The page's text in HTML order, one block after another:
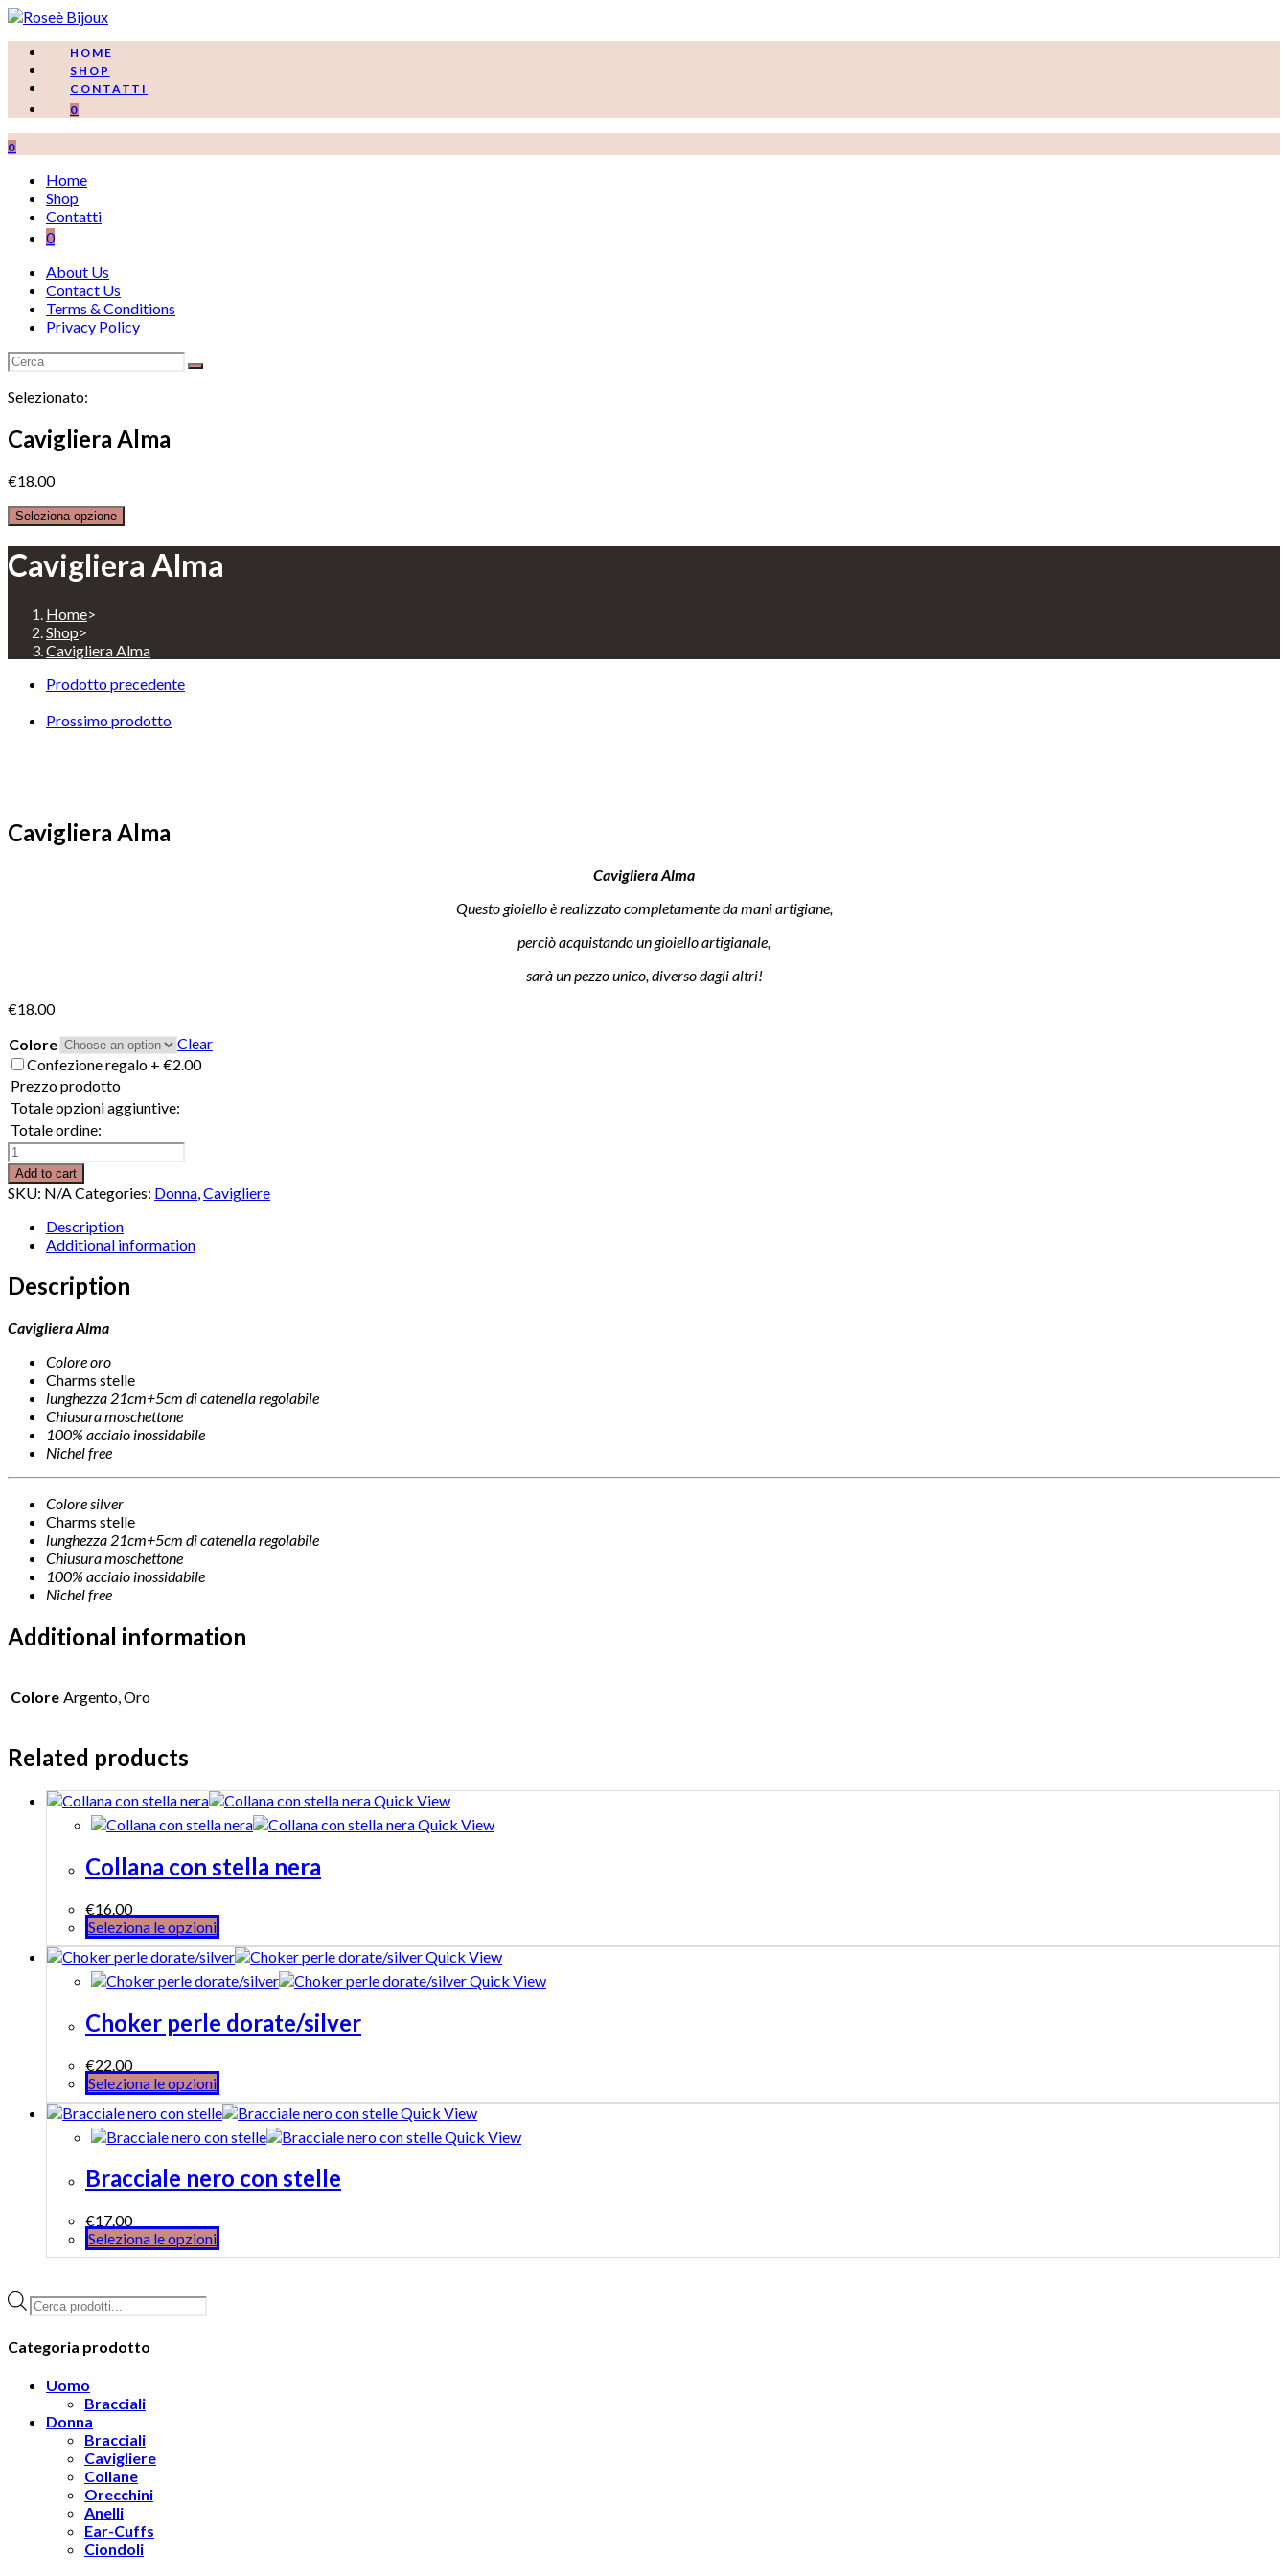
Salta
contenutoHOME
SHOP
CONTATTI
0
0
Home
Shop
Contatti
0
About Us
Contact Us
Terms & Conditions
Privacy Policy
Selezionato:
Cavigliera Alma
€18.00
Seleziona opzione
Cavigliera Alma
Home>
Shop>
Cavigliera Alma
Prodotto precedente
Prossimo prodotto
Cavigliera Alma
Cavigliera Alma
Questo gioiello è realizzato completamente da mani artigiane,
perciò acquistando un gioiello artigianale,
sarà un pezzo unico, diverso dagli altri!
€18.00
Colore
Clear
Confezione regalo + €2.00
Prezzo prodotto
Totale opzioni aggiuntive:
Totale ordine:
Cavigliera
Alma
quantity
Add to cart
SKU: N/A Categories: Donna Cavigliere
Description
Additional information
Description
Cavigliera Alma
Colore oro
Charms stelle
lunghezza 21cm+5cm di catenella regolabile
Chiusura moschettone
100% acciaio inossidabile
Nichel free
Colore silver
Charms stelle
lunghezza 21cm+5cm di catenella regolabile
Chiusura moschettone
100% acciaio inossidabile
Nichel free
Additional information
Colore Argento, Oro
Related products
Quick View
Quick View
Collana con stella nera
€16.00
Seleziona le opzioni
Quick View
Quick View
Choker perle dorate/silver
€22.00
Seleziona le opzioni
Quick View
Quick View
Bracciale nero con stelle
€17.00
Seleziona le opzioni
Products
search
Categoria prodotto
Uomo
Bracciali
Donna
Bracciali
Cavigliere
Collane
Orecchini
Anelli
Ear-Cuffs
Ciondoli